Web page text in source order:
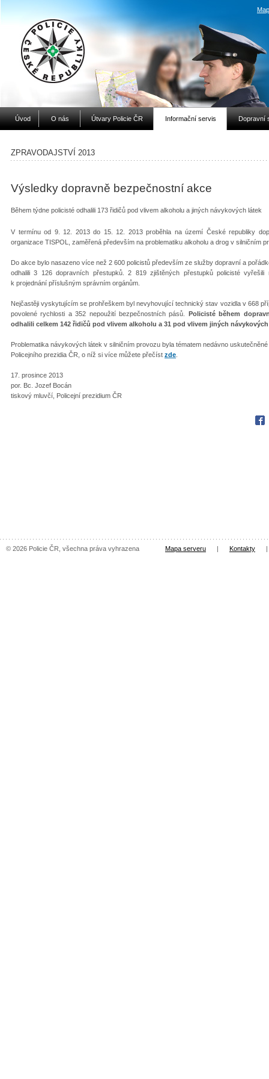
Úvod O nás Útvary Policie ČR Informační servis Dopravní
ZPRAVODAJSTVÍ 2013
Výsledky dopravně bezpečnostní akce
Během týdne policisté odhalili 173 řidičů pod vlivem alkoholu a jiných návykových látek
V termínu od 9. 12. 2013 do 15. 12. 2013 proběhla na území České republiky
organizace TISPOL, zaměřená především na problematiku alkoholu a drog v silničním
Do akce bylo nasazeno více než 2 600 policistů především ze služby dopravní a
odhalili 3 126 dopravních přestupků. 2 819 zjištěných přestupků policisté
k projednání příslušným správním orgánům.
Nejčastěji vyskytujícím se prohřeškem byl nevyhovující technický stav vozidla v 668
povolené rychlosti a 352 nepoužití bezpečnostních pásů. Policisté během
odhalili celkem 142 řidičů pod vlivem alkoholu a 31 pod vlivem jiných
Problematika návykových látek v silničním provozu byla tématem nedávno
Policejního prezidia ČR, o níž si více můžete přečíst zde
17. prosince 2013
por. Bc. Jozef Bocán
tiskový mluvčí, Policejní prezidium ČR
© 2026 Policie ČR, všechna práva vyhrazena Mapa serveru | Kontakty |